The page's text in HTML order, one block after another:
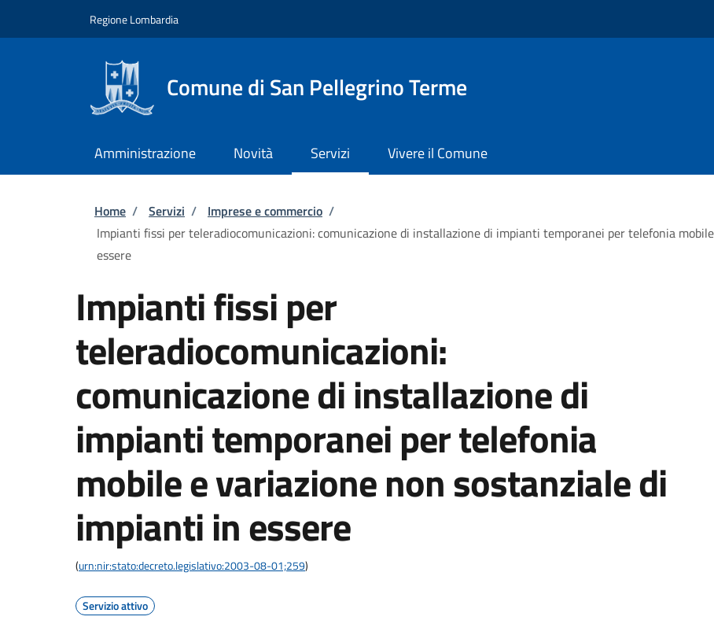
Regione Lombardia
Comune di San Pellegrino Terme
Amministrazione Novità Servizi Vivere il Comune
Briciole di pane
Home / Servizi / Imprese e commercio /
Impianti fissi per teleradiocomunicazioni: comunicazione di installazione di impianti temporanei per telefonia
essere
Impianti fissi per
teleradiocomunicazioni:
comunicazione di installazione di
impianti temporanei per telefonia
mobile e variazione non sostanziale di
impianti in essere
(urn:nir:stato:decreto.legislativo:2003-08-01;259)
Servizio attivo